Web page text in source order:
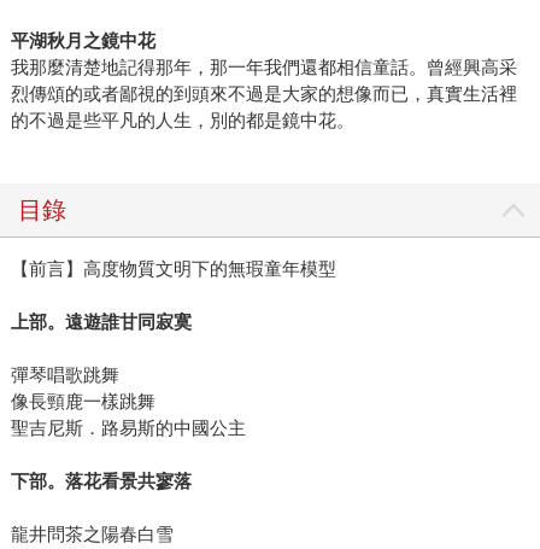
平湖秋月之鏡中花
我那麼清楚地記得那年，那一年我們還都相信童話。曾經興高采
烈傳頌的或者鄙視的到頭來不過是大家的想像而已，真實生活裡
的不過是些平凡的人生，別的都是鏡中花。
目錄
【前言】高度物質文明下的無瑕童年模型
上部。遠遊誰甘同寂寞
彈琴唱歌跳舞
像長頸鹿一樣跳舞
聖吉尼斯．路易斯的中國公主
下部。落花看景共寥落
龍井問茶之陽春白雪